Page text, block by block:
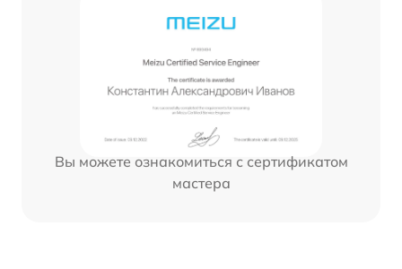
Вы можете ознакомиться с сертификатом
мастера